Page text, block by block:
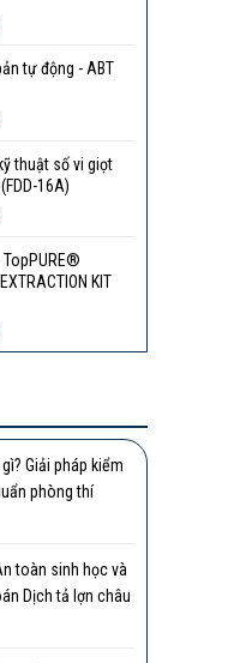
tự động - ABT
thuật số vi giọt
16A)
TopPURE®
KIT
Giải pháp kiểm
phòng thí
toàn sinh học và
Dịch tả lợn châu